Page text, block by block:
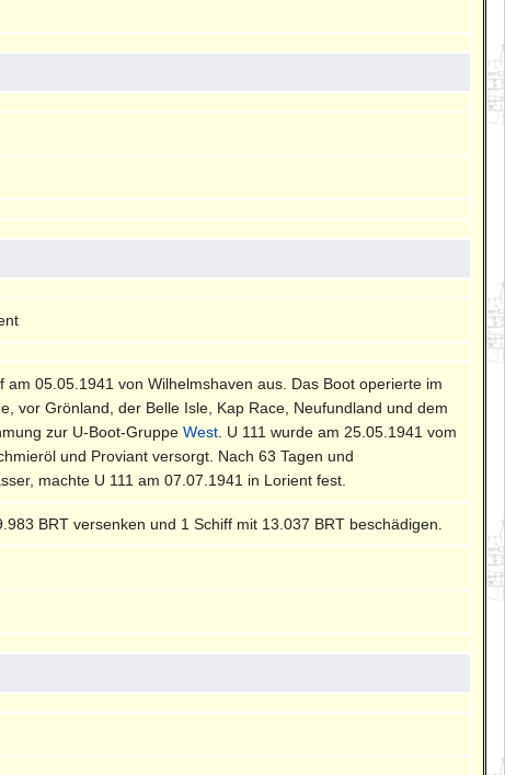
am 05.05.1941 von Wilhelmshaven aus. Das Boot operierte im
vor Grönland, der Belle Isle, Kap Race, Neufundland und dem
zur U-Boot-GruppeWest . U 111 wurde am 25.05.1941 vom
und Proviant versorgt. Nach 63 Tagen und
machte U 111 am 07.07.1941 in Lorient fest.
BRT versenken und 1 Schiff mit 13.037 BRT beschädigen.